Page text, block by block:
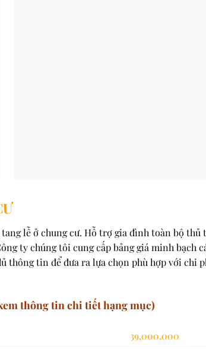
lễ ở chung cư. Hỗ trợ gia đình toàn bộ thủ
ty chúng tôi cung cấp bảng giá minh bạch
tin để đưa ra lựa chọn phù hợp với chi
thông tin chi tiết hạng mục)
39,000,000